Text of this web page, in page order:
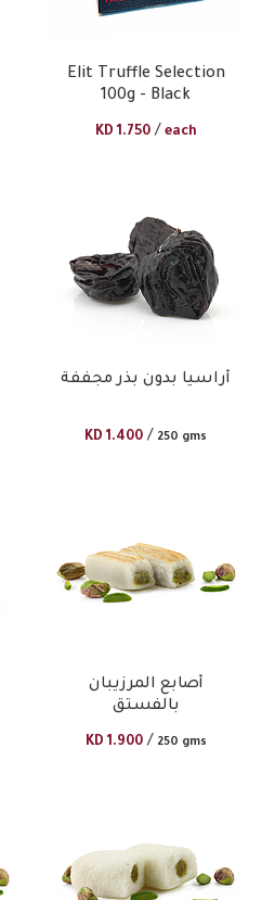
Elit Truffle Selection
100g - Black
KD 1.750 / each
أراسيا بدون بذر مجففة
KD 1.400 / 250 gms
أصابع المرزيبان
بالفستق
KD 1.900 / 250 gms